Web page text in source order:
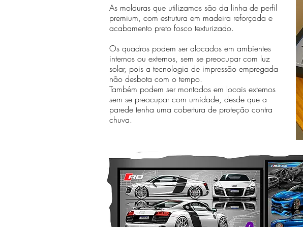
As molduras que utilizamos são da linha de perfil
premium, com estrutura em madeira reforçada e
acabamento preto fosco texturizado.
Os quadros podem ser alocados em ambientes
internos ou externos, sem se preocupar com luz
solar, pois a tecnologia de impressão empregada
não desbota com o tempo.
Também podem ser montados em locais externos
sem se preocupar com umidade, desde que a
parede tenha uma cobertura de proteção contra
chuva.